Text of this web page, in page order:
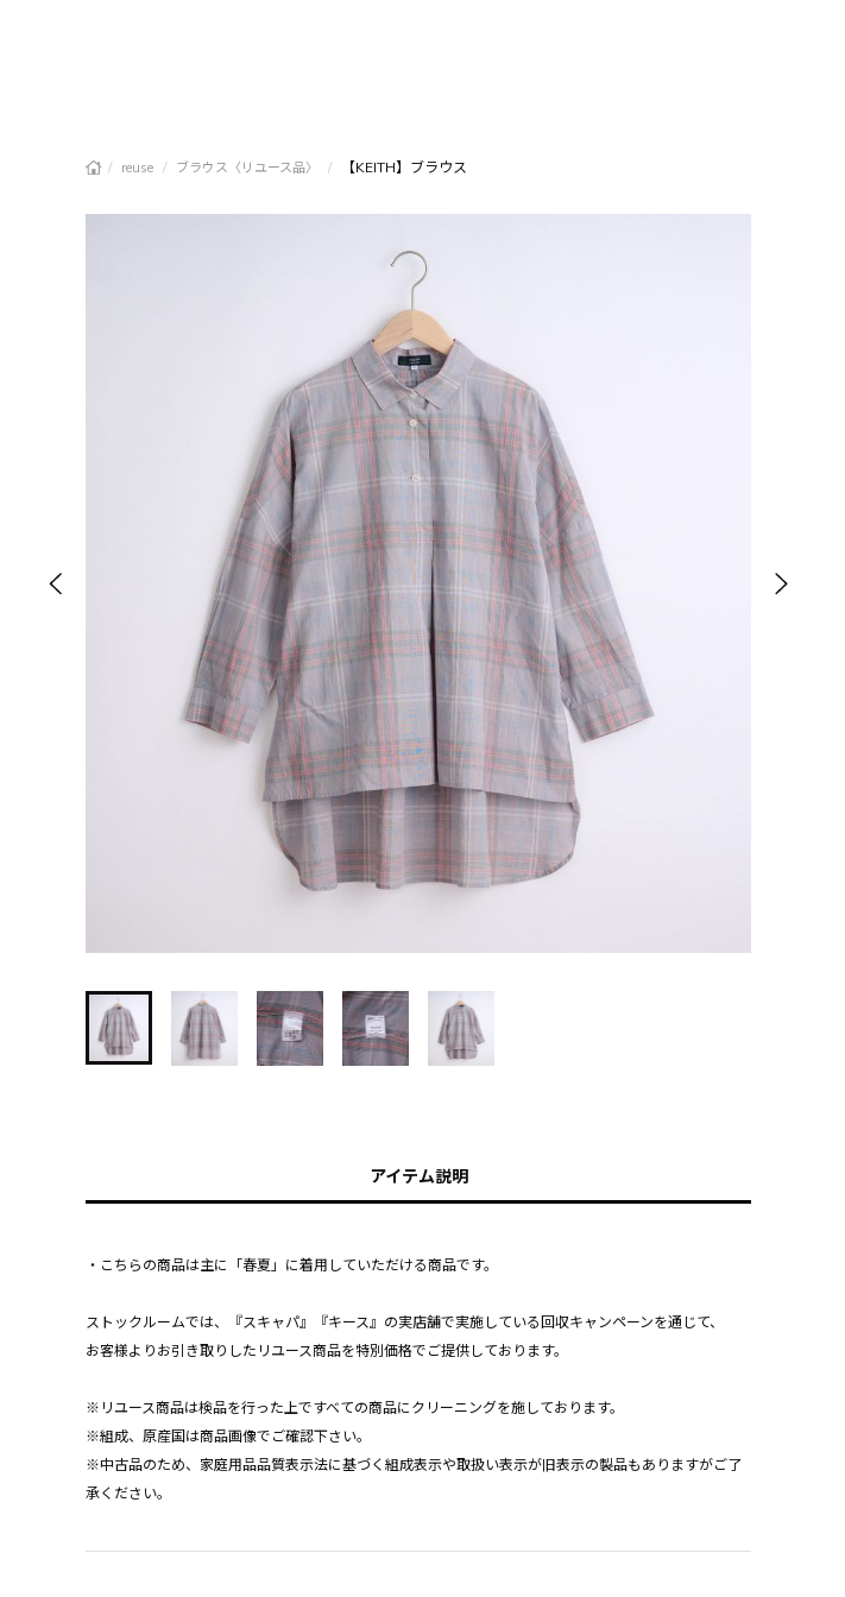
/ reuse / ブラウス〈リユース品〉 / 【KEITH】ブラウス
アイテム説明
・こちらの商品は主に「春夏」に着用していただける商品です。
ストックルームでは、『スキャパ』『キース』の実店舗で実施している回収キャンペーンを通じて、
お客様よりお引き取りしたリユース商品を特別価格でご提供しております。
※リユース商品は検品を行った上ですべての商品にクリーニングを施しております。
※組成、原産国は商品画像でご確認下さい。
※中古品のため、家庭用品品質表示法に基づく組成表示や取扱い表示が旧表示の製品もありますがご了
承ください。